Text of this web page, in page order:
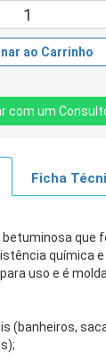
ao Carrinho
com um
Ficha
betuminosa que
química
uso e é
(banheiros,